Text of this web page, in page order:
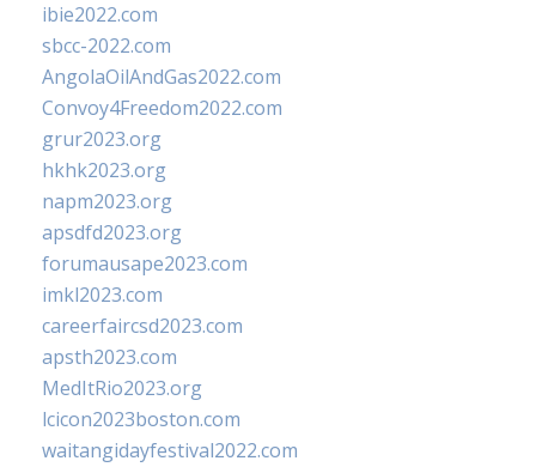
ibie2022.com
sbcc-2022.com
AngolaOilAndGas2022.com
Convoy4Freedom2022.com
grur2023.org
hkhk2023.org
napm2023.org
apsdfd2023.org
forumausape2023.com
imkl2023.com
careerfaircsd2023.com
apsth2023.com
MedItRio2023.org
lcicon2023boston.com
waitangidayfestival2022.com